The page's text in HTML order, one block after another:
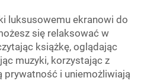
luksusowemu ekranowi do
się relaksować w
książkę, oglądając
muzyki, korzystając z
prywatność i uniemożliwiają